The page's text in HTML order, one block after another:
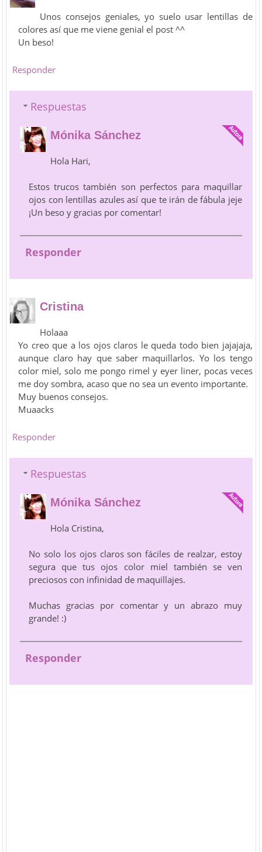
Unos consejos geniales, yo suelo usar lentillas de
colores así que me viene genial el post ^^
Un beso!
Responder
Respuestas
Mónika Sánchez
Hola Hari,
Estos trucos también son perfectos para maquillar
ojos con lentillas azules así que te irán de fábula jeje
¡Un beso y gracias por comentar!
Responder
Cristina
Holaaa
Yo creo que a los ojos claros le queda todo bien jajajaja,
aunque claro hay que saber maquillarlos. Yo los tengo
color miel, solo me pongo rimel y eyer liner, pocas veces
me doy sombra, acaso que no sea un evento importante.
Muy buenos consejos.
Muaacks
Responder
Respuestas
Mónika Sánchez
Hola Cristina,
No solo los ojos claros son fáciles de realzar, estoy
segura que tus ojos color miel también se ven
preciosos con infinidad de maquillajes.
Muchas gracias por comentar y un abrazo muy
grande! :)
Responder